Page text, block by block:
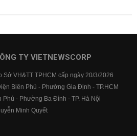
TY VIETNEWSCORP
Sở VH&TT TPHCM cấp ngày 20/3/2026
Biên Phủ - Phường Gia Định - TP.HCM
Phú - Phường Ba Đình - TP. Hà Nội
Minh Quyết